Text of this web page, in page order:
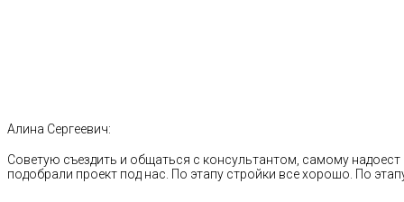
Алина Сергеевич:
Советую съездить и общаться с консультантом, самому
подобрали проект под нас. По этапу стройки все хорошо. По